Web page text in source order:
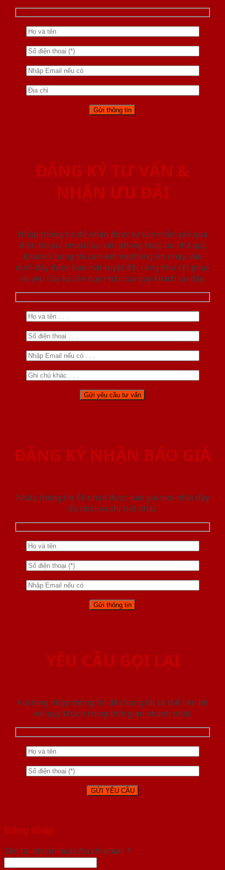
ĐĂNG KÝ TƯ VẤN &
NHẬN ƯU ĐÃI
Nhập thông tin để nhận được tư vấn miễn phí qua
điện thoại / email/ tại văn phòng hoặc tại nhà quý
khách. Chúng tôi cam kết mọi thông tin nhập vào
dưới đây được bảo mật tuyệt đối cũng như chỉ phục
vụ yêu cầu tư vấn duy nhất của quý khách tại đây.
ĐĂNG KÝ NHẬN BÁO GIÁ
Nhập thông tin để nhận được báo giá mới nhât đầy
đủ nhất và chi tiết nhất.
YÊU CẦU GỌI LẠI
Vui lòng nhập thông tin để chúng tôi có thể liên hệ
với quý khách trong thời gian nhanh nhất.
Đăng nhập
Tên tài khoản hoặc địa chỉ email *